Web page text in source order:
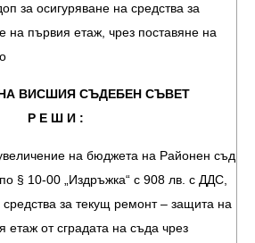
за осигуряване на средства за
на първия етаж, чрез поставяне на
ВИСШИЯ СЪДЕБЕН СЪВЕТ
Р Е Ш И :
на бюджета на Районен съд
§ 10-00 „Издръжка“ с 908 лв. с ДДС,
за текущ ремонт – защита на
етаж от сградата на съда чрез